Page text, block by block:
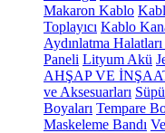
Makaron Kablo
Toplayıcı Kablo
Aydınlatma
Paneli Lityum Akü
AHŞAP VE
ve Aksesuarları
Boyaları Tempare
Maskeleme Bandı